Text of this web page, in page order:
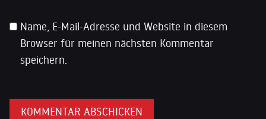
Name, E-Mail-Adresse und Website in diesem
Browser für meinen nächsten Kommentar
speichern.